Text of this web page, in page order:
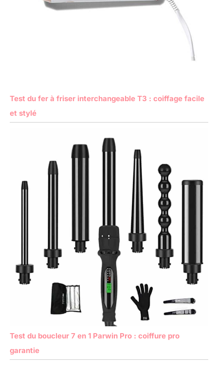
Test du fer à friser interchangeable T3 : coiffage facile
et stylé
Test du boucleur 7 en 1 Parwin Pro : coiffure pro
garantie